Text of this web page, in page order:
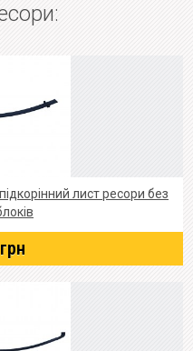
лист ресори без
грн